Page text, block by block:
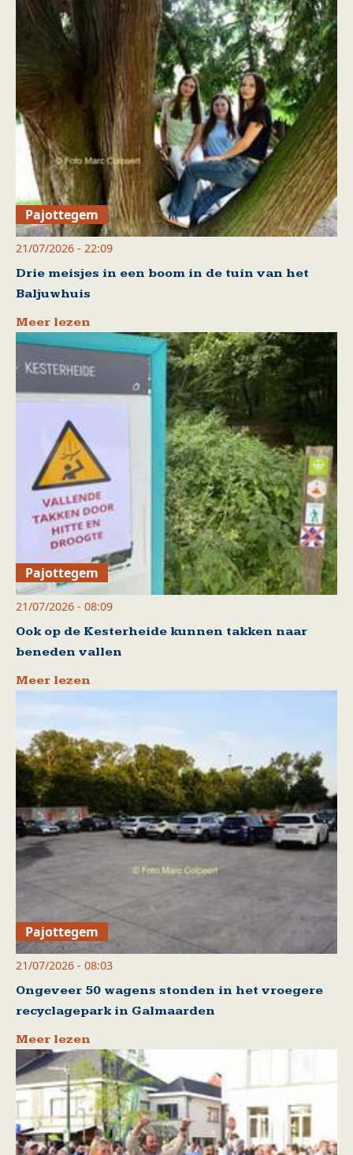
Pajottegem
21/07/2026 - 22:09
Drie meisjes in een boom in de tuin van het
Baljuwhuis
Meer lezen
Pajottegem
21/07/2026 - 08:09
Ook op de Kesterheide kunnen takken naar
beneden vallen
Meer lezen
Pajottegem
21/07/2026 - 08:03
Ongeveer 50 wagens stonden in het vroegere
recyclagepark in Galmaarden
Meer lezen